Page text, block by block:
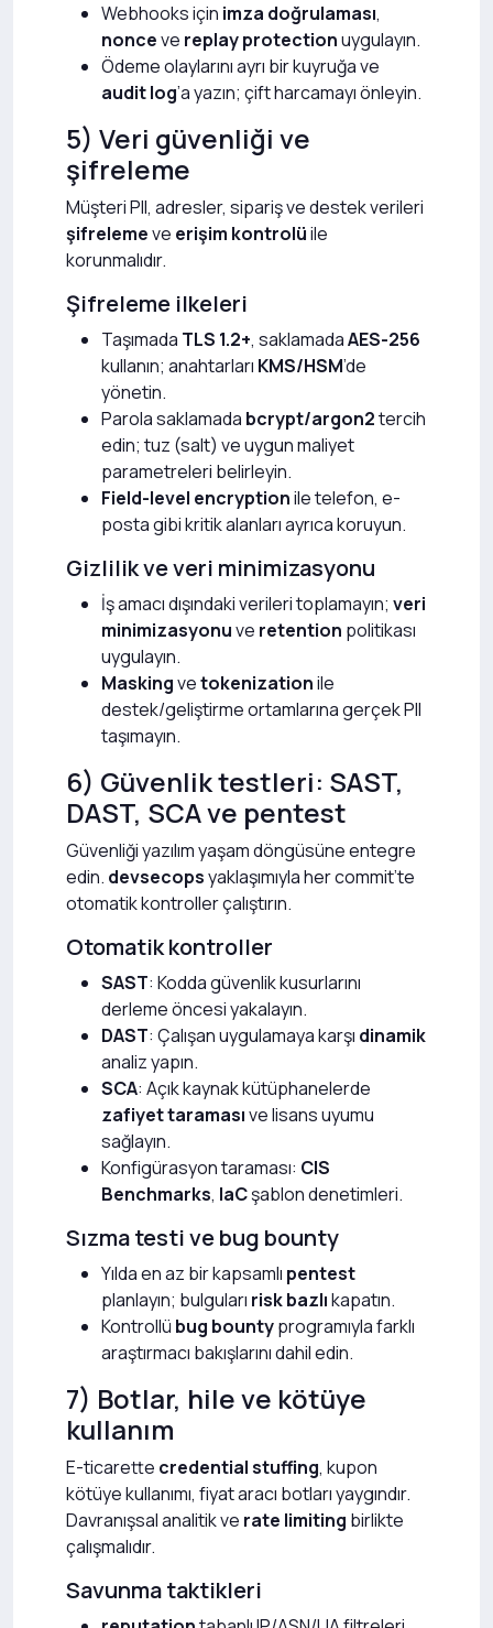
Webhooks için imza doğrulaması,
nonceve replay protectionuygulayın.
Ödeme olaylarını ayrı bir kuyruğa ve
audit log’a yazın; çift harcamayı önleyin.
5) Veri güvenliği ve
şifreleme
Müşteri PII, adresler, sipariş ve destek verileri
şifrelemeve erişim kontrolüile
korunmalıdır.
Şifreleme ilkeleri
Taşımada TLS 1.2+, saklamadaAES-256
kullanın; anahtarları KMS/HSM’de
yönetin.
Parola saklamada bcrypt/argon2tercih
edin; tuz (salt) ve uygun maliyet
parametreleri belirleyin.
Field-level encryptionile telefon, e-
posta gibi kritik alanları ayrıca koruyun.
Gizlilik ve veri minimizasyonu
İş amacı dışındaki verileri toplamayın; veri
minimizasyonuve retention politikası
uygulayın.
Maskingvetokenizationile
destek/geliştirme ortamlarına gerçek PII
taşımayın.
6) Güvenlik testleri: SAST,
DAST, SCA ve pentest
Güvenliği yazılım yaşam döngüsüne entegre
edin. devsecopsyaklaşımıyla her commit’te
otomatik kontroller çalıştırın.
Otomatik kontroller
SAST: Kodda güvenlik kusurlarını
derleme öncesi yakalayın.
DAST: Çalışan uygulamaya karşı dinamik
analiz yapın.
SCA: Açık kaynak kütüphanelerde
zafiyet taramasıve lisans uyumu
sağlayın.
Konfigürasyon taraması: CIS
Benchmarks, IaCşablon denetimleri.
Sızma testi ve bug bounty
Yılda en az bir kapsamlı pentest
planlayın; bulguları risk bazlıkapatın.
Kontrollü bug bountyprogramıyla farklı
araştırmacı bakışlarını dahil edin.
7) Botlar, hile ve kötüye
kullanım
E-ticarette credential stuffing, kupon
kötüye kullanımı, fiyat aracı botları yaygındır.
Davranışsal analitik ve rate limiting birlikte
çalışmalıdır.
Savunma taktikleri